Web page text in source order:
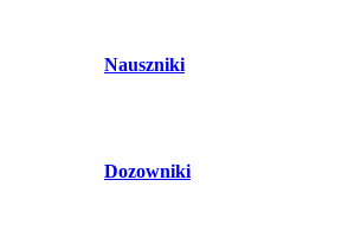
Nauszniki
Dozowniki